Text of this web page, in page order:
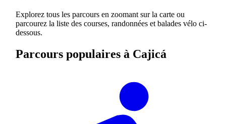
Explorez tous les parcours en zoomant sur la carte ou
parcourez la liste des courses, randonnées et balades vélo ci-
dessous.
Parcours populaires à Cajicá